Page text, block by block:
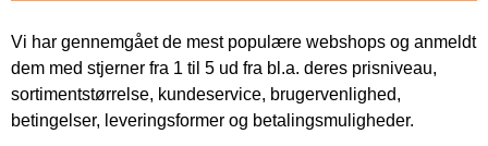
Vi har gennemgået de mest populære webshops og anmeldt
dem med stjerner fra 1 til 5 ud fra bl.a. deres prisniveau,
sortimentstørrelse, kundeservice, brugervenlighed,
betingelser, leveringsformer og betalingsmuligheder.